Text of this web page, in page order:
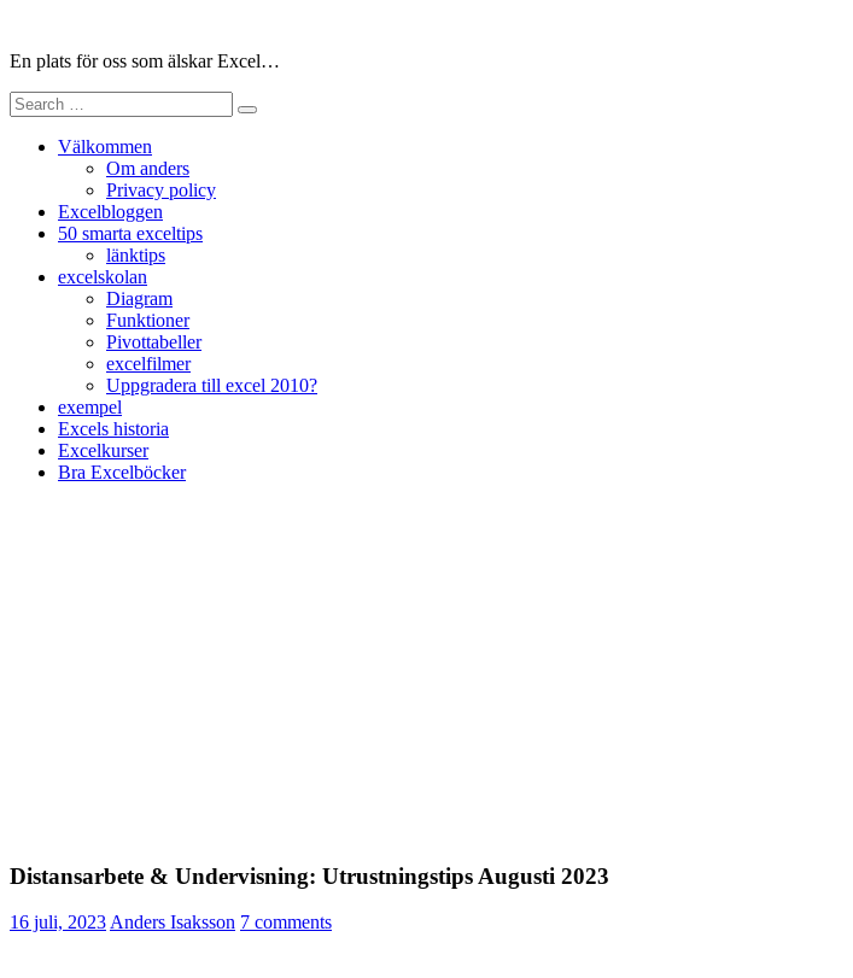
content
En plats för oss som älskar Excel…
Search
for:
Välkommen
Om anders
Privacy policy
Excelbloggen
50 smarta exceltips
länktips
excelskolan
Diagram
Funktioner
Pivottabeller
excelfilmer
Uppgradera till excel 2010?
exempel
Excels historia
Excelkurser
Bra Excelböcker
Distansarbete & Undervisning: Utrustningstips Augusti 2023
16 juli, 2023Anders Isaksson 7 comments